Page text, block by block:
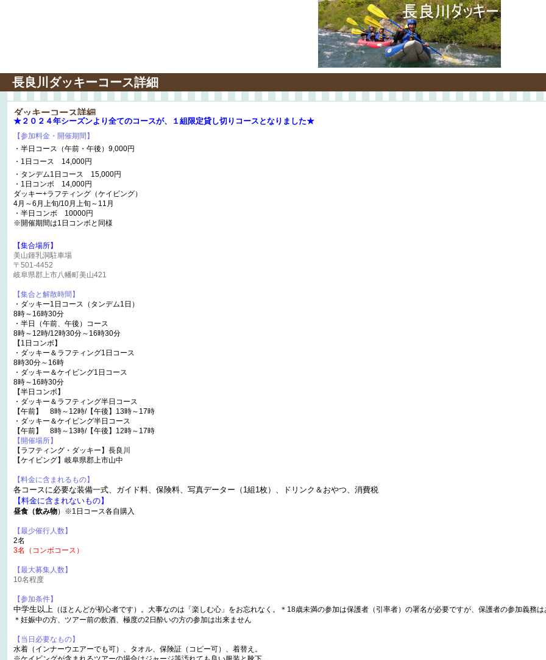
長良川ダッキーコース詳細
ダッキーコース詳細
★２０２４年シーズンより全てのコースが、１組限定貸し切りコースとなりました★
【参加料金・開催期間】
・半日コース（午前・午後）9,000円
・1日コース 14,000円
・タンデム1日コース 15,000円
・1日コンボ 14,000円
ダッキー+ラフティング（ケイビング）
4月～6月上旬/10月上旬～11月
・半日コンボ 10000円
※開催期間は1日コンボと同様
【集合場所】
美山鍾乳洞駐車場
〒501-4452
岐阜県郡上市八幡町美山421
【集合と解散時間】
・ダッキー1日コース（タンデム1日）
8時～16時30分
・半日（午前、午後）コース
8時～12時/12時30分～16時30分
【1日コンボ】
・ダッキー＆ラフティング1日コース
8時30分～16時
・ダッキー＆ケイビング1日コース
8時～16時30分
【半日コンボ】
・ダッキー＆ラフティング半日コース
【午前】 8時～12時/【午後】13時～17時
・ダッキー＆ケイビング半日コース
【午前】 8時～13時/【午後】12時～17時
【開催場所】
【ラフティング・ダッキー】長良川
【ケイビング】岐阜県郡上市山中
【料金に含まれるもの】
各コースに必要な装備一式、ガイド料、保険料、写真データー（1組1枚）、ドリンク＆おやつ、消費税
【料金に含まれないもの】
昼食（飲み物）※1日コース各自購入
【最少催行人数】
2名
3名（コンボコース）
【最大募集人数】
10名程度
【参加条件】
中学生以上 （ほとんどが初心者です）。大事なのは「楽しむ心」をお忘れなく。＊18歳未満の参加は保護者（引率者）の署名が必要ですが、保護者の参加義務は
＊妊娠中の方、ツアー前の飲酒、極度の2日酔いの方の参加は出来ません
【当日必要なもの】
水着（インナーウエアーでも可）、タオル、保険証（コピー可）、着替え。